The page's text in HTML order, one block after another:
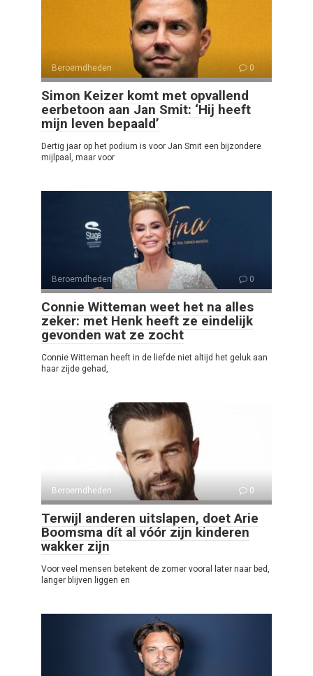
Beroemdheden 0
Simon Keizer komt met opvallend
eerbetoon aan Jan Smit: ‘Hij heeft
mijn leven bepaald’
Dertig jaar op het podium is voor Jan Smit een bijzondere
mijlpaal, maar voor
Beroemdheden 0
Connie Witteman weet het na alles
zeker: met Henk heeft ze eindelijk
gevonden wat ze zocht
Connie Witteman heeft in de liefde niet altijd het geluk aan
haar zijde gehad,
Beroemdheden 0
Terwijl anderen uitslapen, doet Arie
Boomsma dít al vóór zijn kinderen
wakker zijn
Voor veel mensen betekent de zomer vooral later naar bed,
langer blijven liggen en